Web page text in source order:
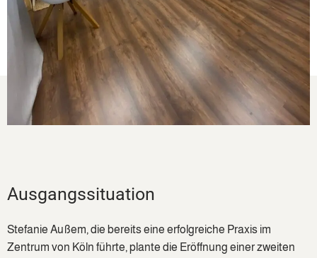
Ausgangssituation
Stefanie Außem, die bereits eine erfolgreiche Praxis im
Zentrum von Köln führte, plante die Eröffnung einer zweiten